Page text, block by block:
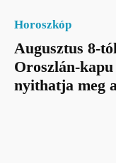
Horoszkóp
Augusztus 8-
Oroszlán-
nyithatja meg